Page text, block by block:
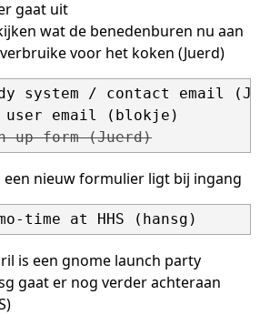
gaat uit
wat de benedenburen nu aan
voor het koken (Juerd)
system / contact email
user email (blokje)
up form (Juerd)
een nieuw formulier ligt bij ingang
is een gnome launch party
gaat er nog verder achteraan